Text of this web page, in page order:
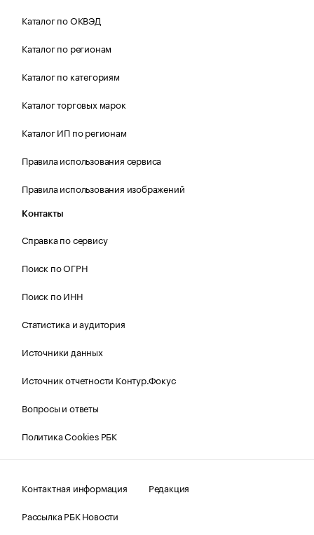
Каталог по ОКВЭД
Каталог по регионам
Каталог по категориям
Каталог торговых марок
Каталог ИП по регионам
Правила использования сервиса
Правила использования изображений
Контакты
Справка по сервису
Поиск по ОГРН
Поиск по ИНН
Статистика и аудитория
Источники данных
Источник отчетности Контур.Фокус
Вопросы и ответы
Политика Cookies РБК
Контактная информация
Редакция
Рассылка РБК Новости